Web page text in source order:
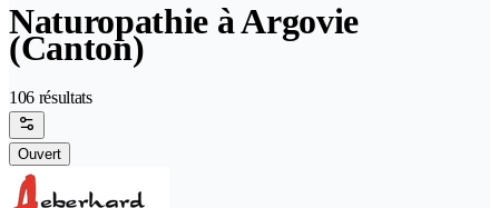
Naturopathie à Argovie
(Canton)
106 résultats
Ouvert